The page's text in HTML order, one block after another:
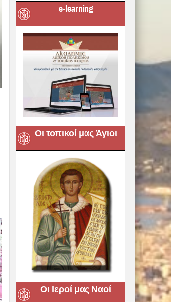
e-learning
Οι τοπικοί μας Άγιοι
Οι Ιεροί μας Ναοί